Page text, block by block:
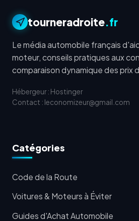
tourneradroite.fr
Le média automobile français
moteur, conseils pratiques aux
comparaison dynamique des prix
Hébergeur : Hostinger
Contact : leconomizeur@gmail.com
Catégories
Code de la Route
Voitures & Moteurs à Éviter
Guides d'Achat Automobile